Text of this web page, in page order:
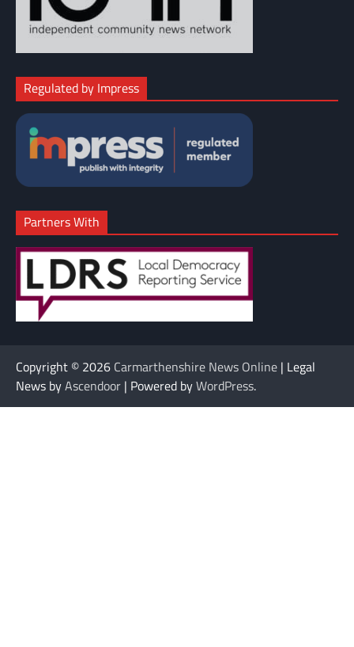
Regulated by Impress
Partners With
Copyright © 2026 Carmarthenshire News Online | Legal
News byAscendoor | Powered byWordPress.